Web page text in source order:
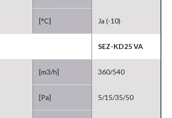
[°C] Ja (-10)
SEZ-KD25 VA
[m3/h] 360/540
[Pa] 5/15/35/50